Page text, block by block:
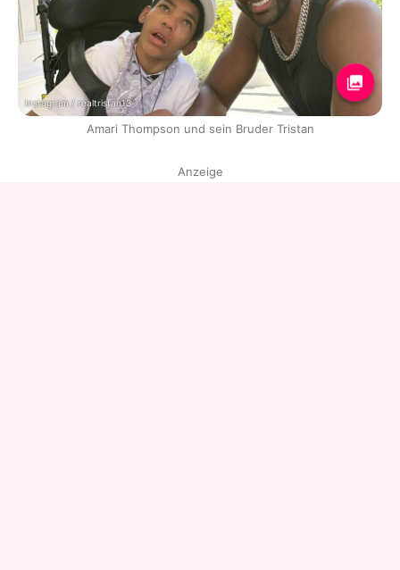
Instagram / realtristan13
Amari Thompson und sein Bruder Tristan
Anzeige